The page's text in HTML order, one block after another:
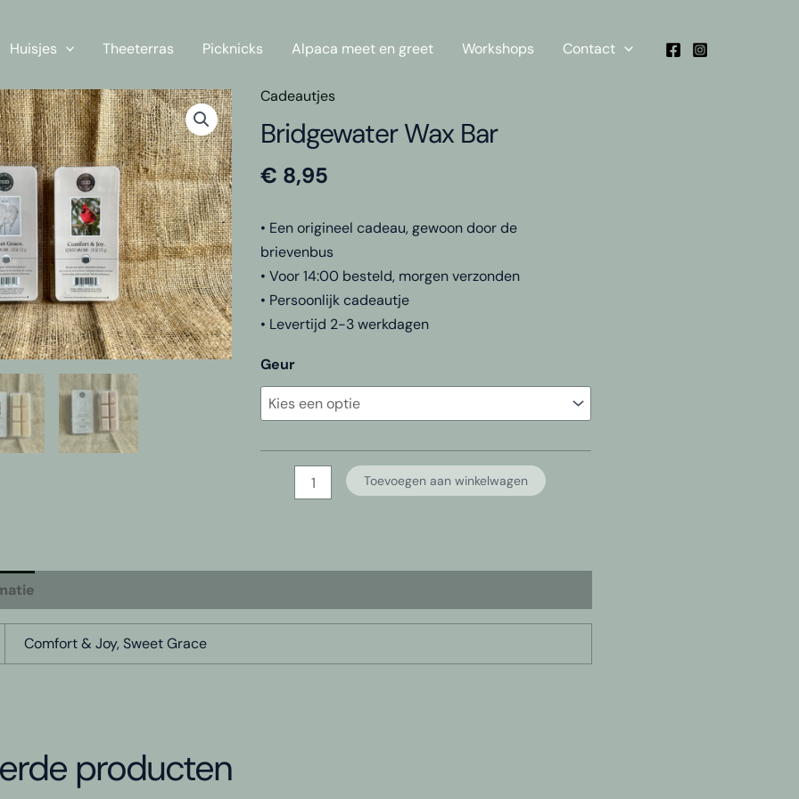
Huisjes Theeterras Picknicks Alpaca meet en greet Workshops Contact
Cadeautjes
Bridgewater Wax Bar
€ 8,95
• Een origineel cadeau, gewoon door de
brievenbus
• Voor 14:00 besteld, morgen verzonden
• Persoonlijk cadeautje
• Levertijd 2-3 werkdagen
Geur
Bridgewater
Toevoegen aan winkelwagen
Comfort & Joy, Sweet Grace
producten